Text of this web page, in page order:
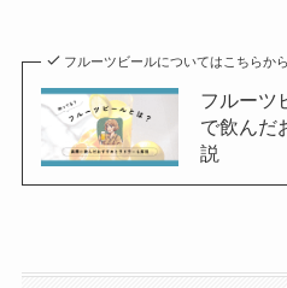
フルーツビールについてはこちらから
フルーツ
で飲んだ
説